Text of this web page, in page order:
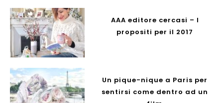
AAA editore cercasi – I
propositi per il 2017
Un pique-nique a Paris per
sentirsi come dentro ad un